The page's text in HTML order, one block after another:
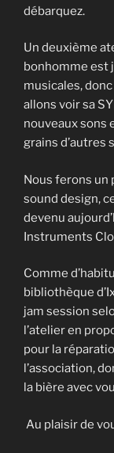
débarquez.
Un deuxième
bonhomme est
musicales,
allons voir sa
nouveaux sons
grains d’autres
Nous ferons un
sound design,
devenu
Instruments
Comme
bibliothèque
jam session
l’atelier en
pour la
l’association,
la bière avec
Au plaisir de